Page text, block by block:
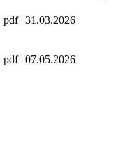
pdf 31.03.2026
pdf 07.05.2026